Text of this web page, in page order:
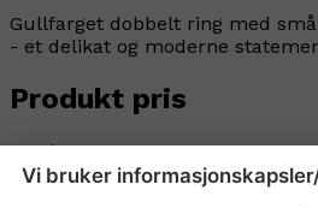
Gullfarget dobbelt ring med
- et delikat og moderne
Produkt pris
499 kr
Vi bruker